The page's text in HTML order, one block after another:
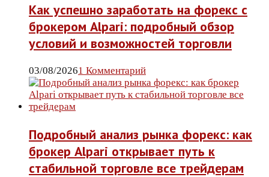
Как успешно заработать на форекс с
брокером Alpari: подробный обзор
условий и возможностей торговли
03/08/20261 Комментарий
Подробный анализ рынка форекс: как
брокер Alpari открывает путь к
стабильной торговле все трейдерам